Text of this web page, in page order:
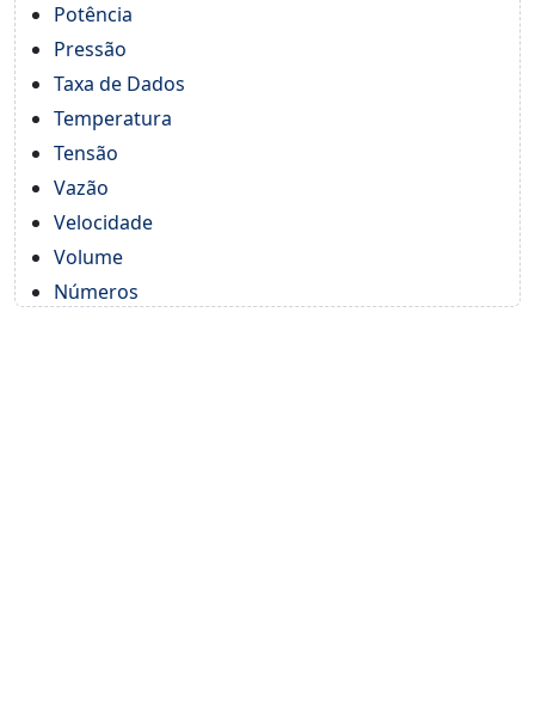
Potência
Pressão
Taxa de Dados
Temperatura
Tensão
Vazão
Velocidade
Volume
Números